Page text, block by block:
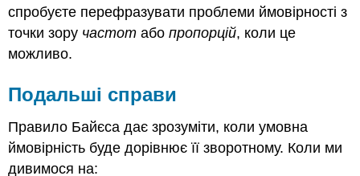
спробуєте перефразувати проблеми ймовірності з
точки зору частот абопропорцій, коли це
можливо.
Подальші справи
Правило Байєса дає зрозуміти, коли умовна
ймовірність буде дорівнює її зворотному. Коли ми
дивимося на: